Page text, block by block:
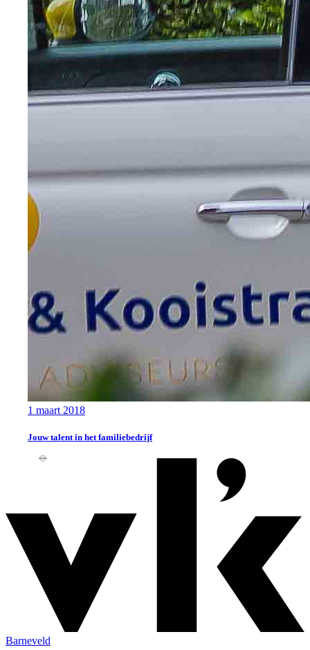
1 maart 2018
Jouw talent in het familiebedrijf
Barneveld